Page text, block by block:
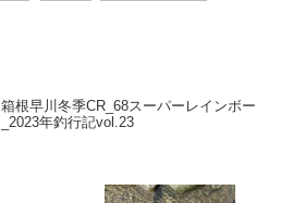
箱根早川冬季CR_68スーパーレインボー
_2023年釣行記vol.23